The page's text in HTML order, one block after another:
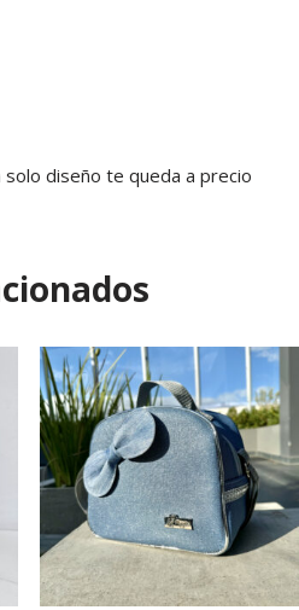
diseño te queda a precio